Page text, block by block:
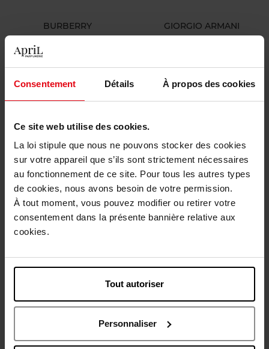
Consentement Détails À propos des cookies
Ce site web utilise des cookies.
La loi stipule que nous ne pouvons stocker des cookies
sur votre appareil que s’ils sont strictement nécessaires
au fonctionnement de ce site. Pour tous les autres types
de cookies, nous avons besoin de votre permission.
À tout moment, vous pouvez modifier ou retirer votre
consentement dans la présente bannière relative aux
cookies.
Tout autoriser
Personnaliser
BURBERRY
PARFUM
GIORGIO ARMANI
Eau de Parfum
GIORGIO ARMANI
Sì Nude Bloom
Ajouter
Un Jardin Sous la Mer
82,50 €